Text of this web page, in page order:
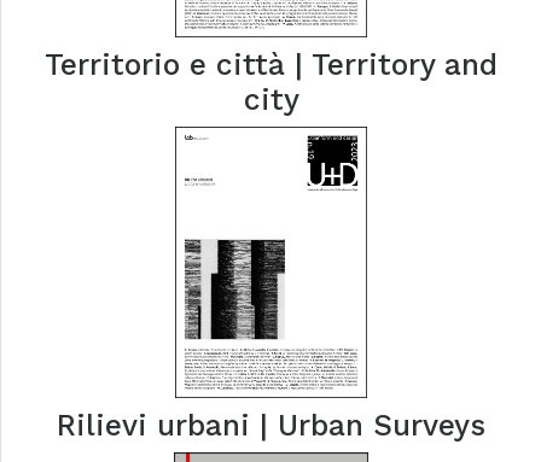
Territorio e città | Territory and
city
Rilievi urbani | Urban Surveys